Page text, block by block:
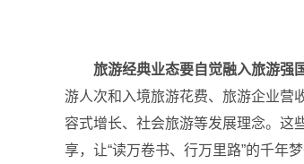
旅游经典业态要自觉融入旅游强
游人次和入境旅游花费、旅游企业营
容式增长、社会旅游等发展理念。这
享，让“读万卷书、行万里路”的千年